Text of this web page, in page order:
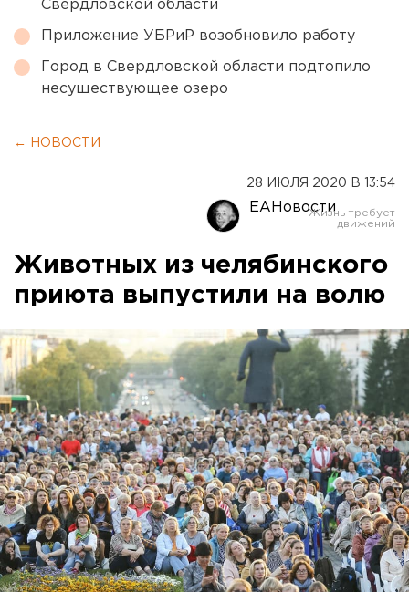
Свердловской области
Приложение УБРиР возобновило работу
Город в Свердловской области подтопило
несуществующее озеро
← НОВОСТИ
28 ИЮЛЯ 2020 В 13:54
ЕАНовости
Животных из челябинского
приюта выпустили на волю